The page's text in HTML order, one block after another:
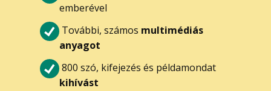
emberével
További, számos multimédiás
anyagot
800 szó, kifejezés és példamondat
kihívást